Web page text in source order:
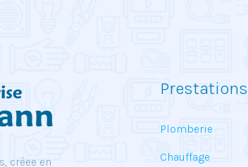
créee en
Prestations
Plomberie
Chauffage